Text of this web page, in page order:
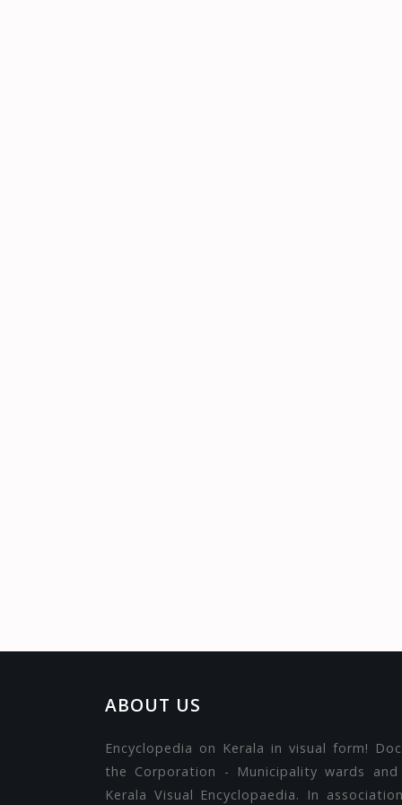
ABOUT US
Encyclopedia on Kerala in visual form!
the Corporation - Municipality wards and
Kerala Visual Encyclopaedia. In